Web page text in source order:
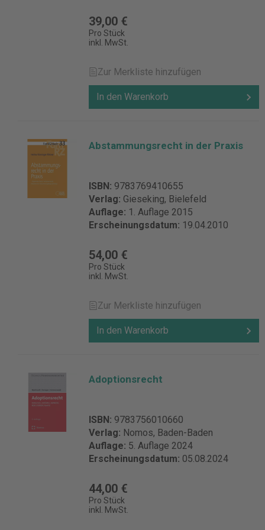
39,00 €
Pro Stück
inkl. MwSt.
Zur Merkliste hinzufügen
In den Warenkorb
Abstammungsrecht in der Praxis
ISBN: 9783769410655
Verlag: Gieseking, Bielefeld
Auflage: 1. Auflage 2015
Erscheinungsdatum: 19.04.2010
54,00 €
Pro Stück
inkl. MwSt.
Zur Merkliste hinzufügen
In den Warenkorb
Adoptionsrecht
ISBN: 9783756010660
Verlag: Nomos, Baden-Baden
Auflage: 5. Auflage 2024
Erscheinungsdatum: 05.08.2024
44,00 €
Pro Stück
inkl. MwSt.